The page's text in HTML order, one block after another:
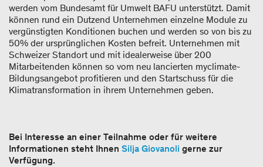
werden vom Bundesamt für Umwelt BAFU unterstützt. Damit
können rund ein Dutzend Unternehmen einzelne Module zu
vergünstigten Konditionen buchen und werden so von bis zu
50% der ursprünglichen Kosten befreit. Unternehmen mit
Schweizer Standort und mit idealerweise über 200
Mitarbeitenden können so vom neu lancierten myclimate-
Bildungsangebot profitieren und den Startschuss für die
Klimatransformation in ihrem Unternehmen geben.
Bei Interesse an einer Teilnahme oder für weitere
Informationen steht Ihnen Silja Giovanoli gerne zur
Verfügung.